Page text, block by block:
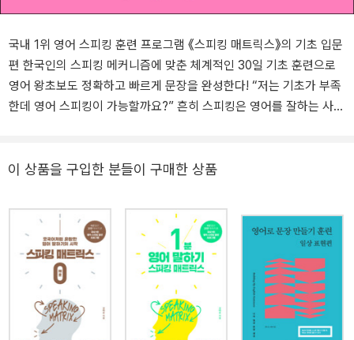
국내 1위 영어 스피킹 훈련 프로그램 《스피킹 매트릭스》의 기초 입문
편 한국인의 스피킹 메커니즘에 맞춘 체계적인 30일 기초 훈련으로
영어 왕초보도 정확하고 빠르게 문장을 완성한다! “저는 기초가 부족
한데 영어 스피킹이 가능할까요?” 흔히 스피킹은 영어를 잘하는 사람
로 자기 생각을 말할 수 있는 자신감과 실력을 갖출 수 있다. 이 책의
메커니즘에 맞춰 개발하여, 20만 독자에게 그 효과를 검증받은 ‘스피
킹 매트릭스 프로그램’에 기초하여 만들어졌다. 이 책은 30초 동안 말
하기 위해 알아야 할 영어의 기본 규칙과 핵심표현이 정리된 INPUT
(20일)과 이를 응용해 실제로 말하는 연습을 하는 OUTPUT(10일),
총 30일 학습으로 구성되어 있다. 어린아이가 처음 말을 배울 때처럼
이미지와 소리를 중심으로, 아침에 일어나서 잠들기 전까지 우리가
일상에서 가장 자주 접하게 되는 상황을 말하는 훈련을 한다. 그래서
이 상품을 구입한 분들이 구매한 상품